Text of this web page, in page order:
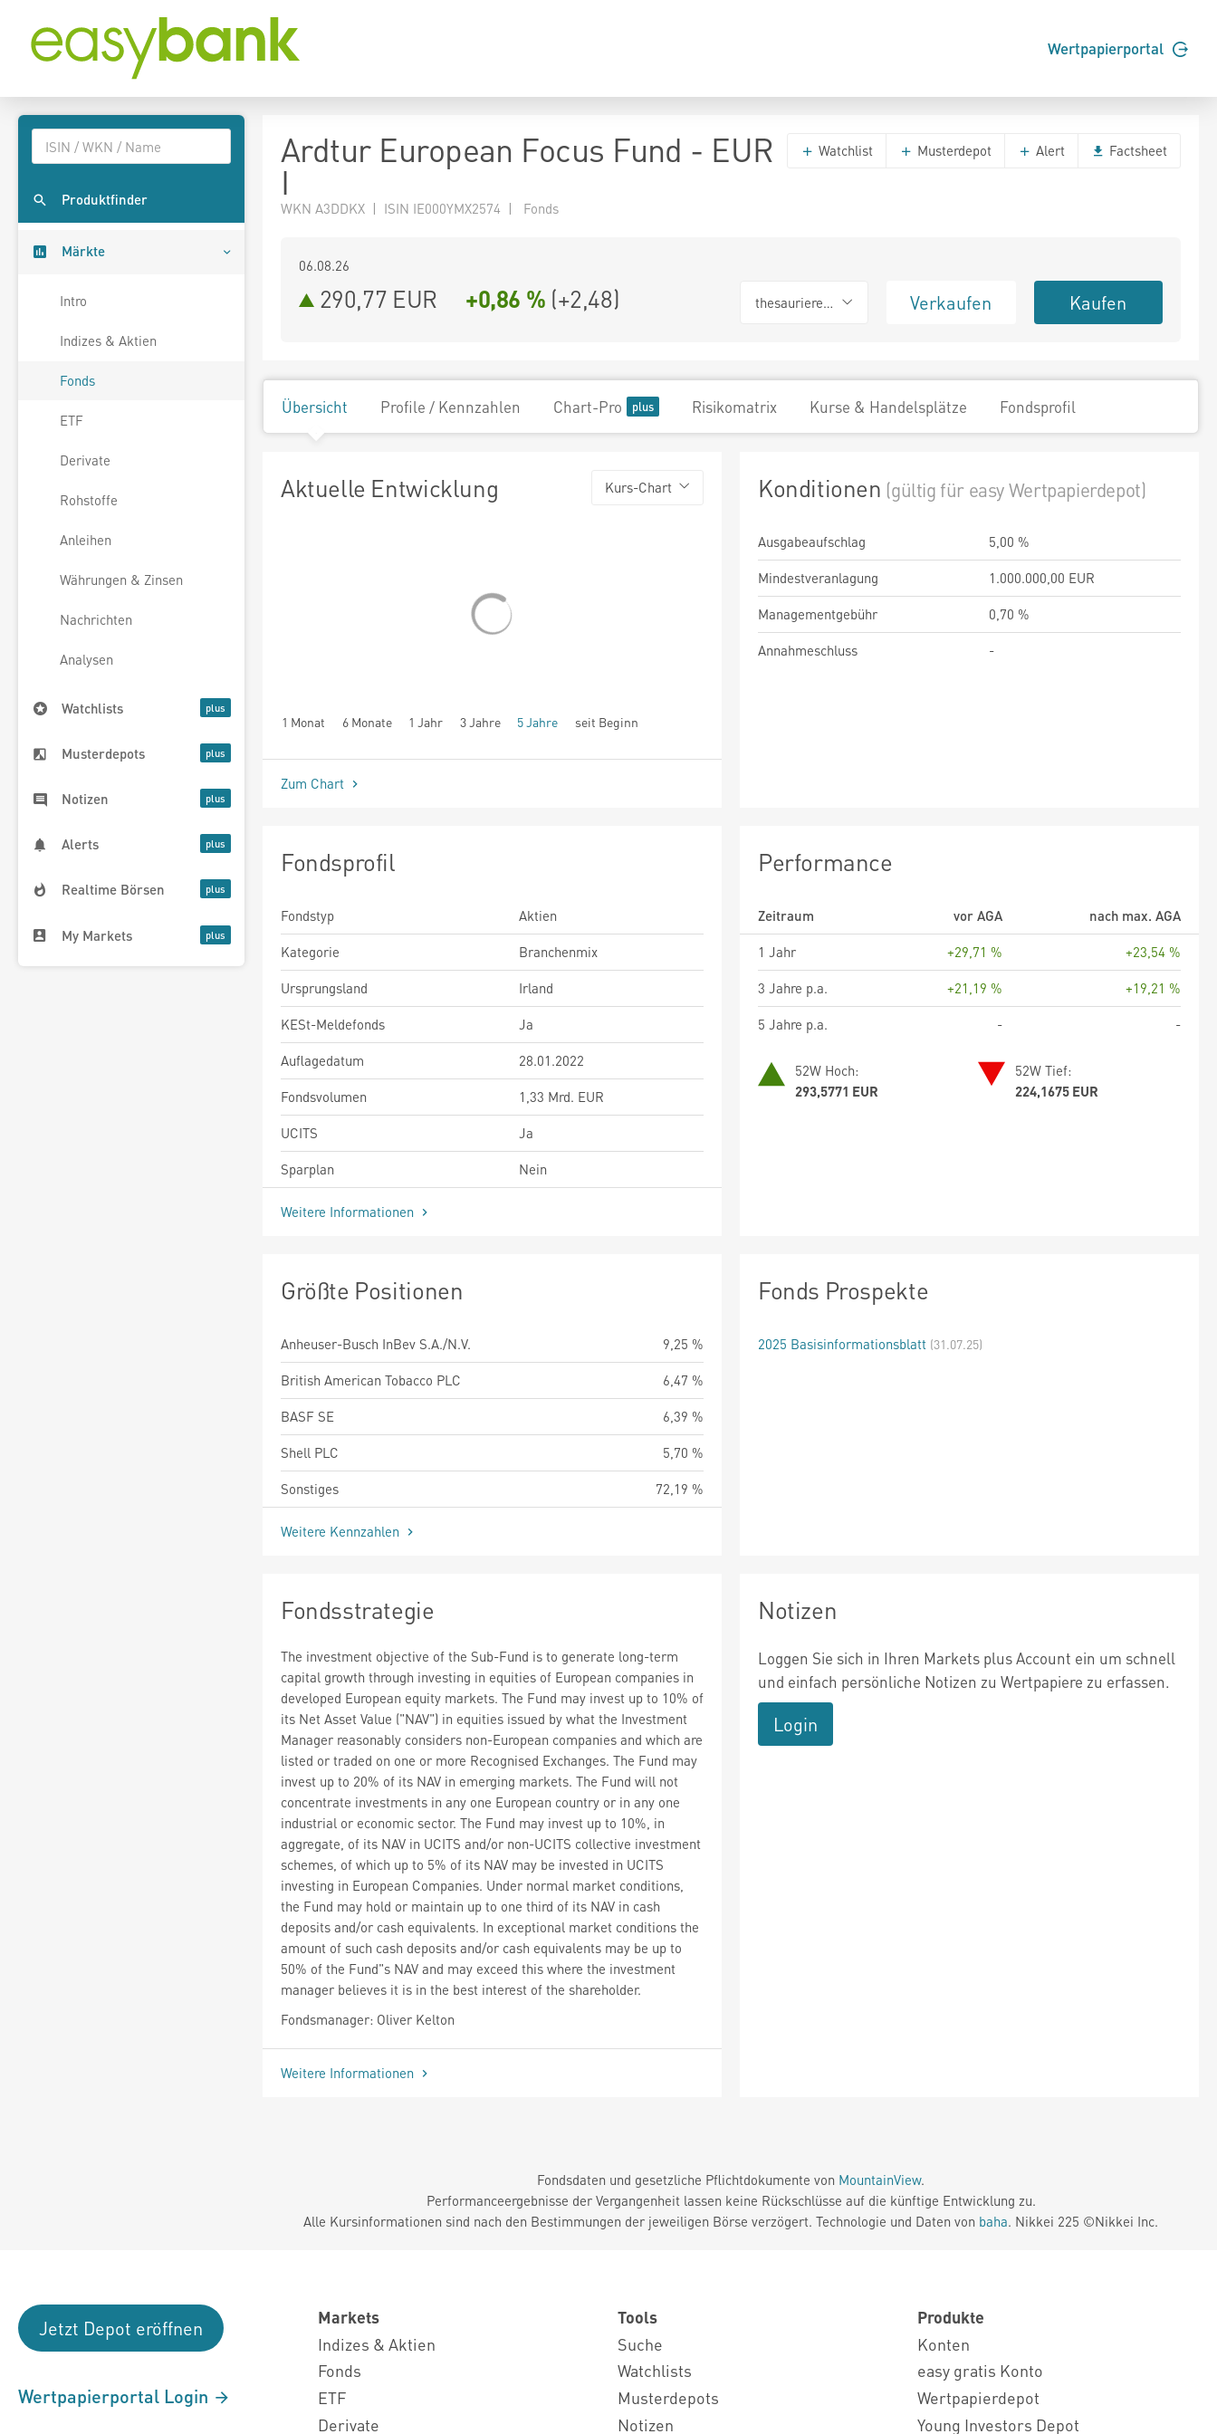
Wertpapierportal
Produktfinder
Märkte
Intro
Indizes & Aktien
Fonds
ETF
Derivate
Rohstoffe
Anleihen
Währungen & Zinsen
Nachrichten
Analysen
Watchlists
Musterdepots
Notizen
Alerts
Realtime Börsen
My Markets
Ardtur European Focus Fund - EUR
I
WKN A3DDKX | ISIN IE000YMX2574 | Fonds
Watchlist Musterdepot Alert Factsheet
06.08.26
290,77 EUR +0,86 % (+2,48) thesaurierend Verkaufen Kaufen
Übersicht Profile / Kennzahlen Chart-Pro Risikomatrix Kurse & Handelsplätze Fondsprofil
Aktuelle Entwicklung Kurs-Chart
1 Monat 6 Monate 1 Jahr 3 Jahre 5 Jahre seit Beginn
Zum Chart
Konditionen (gültig für easy Wertpapierdepot)
Ausgabeaufschlag
5,00 %
Mindestveranlagung
1.000.000,00 EUR
Managementgebühr
0,70 %
Annahmeschluss
-
Fondsprofil
Fondstyp
Aktien
Kategorie
Branchenmix
Ursprungsland
Irland
KESt-Meldefonds
Ja
Auflagedatum
28.01.2022
Fondsvolumen
1,33 Mrd. EUR
UCITS
Ja
Sparplan
Nein
Weitere Informationen
Performance
Zeitraum vor AGA
nach max. AGA
1 Jahr
+29,71 %
+23,54 %
3 Jahre p.a.
+21,19 %
+19,21 %
5 Jahre p.a.
- -
52W Hoch:
293,5771 EUR
52W Tief:
224,1675 EUR
Größte Positionen
Anheuser-Busch InBev S.A./N.V.
9,25 %
British American Tobacco PLC
6,47 %
BASF SE
6,39 %
Shell PLC
5,70 %
Sonstiges
72,19 %
Weitere Kennzahlen
Fonds Prospekte
2025 Basisinformationsblatt (31.07.25)
Fondsstrategie
The investment objective of the Sub-Fund is to generate long-term
capital growth through investing in equities of European companies in
developed European equity markets. The Fund may invest up to 10% of
its Net Asset Value ("NAV") in equities issued by what the Investment
Manager reasonably considers non-European companies and which are
listed or traded on one or more Recognised Exchanges. The Fund may
invest up to 20% of its NAV in emerging markets. The Fund will not
concentrate investments in any one European country or in any one
industrial or economic sector. The Fund may invest up to 10%, in
aggregate, of its NAV in UCITS and/or non-UCITS collective investment
schemes, of which up to 5% of its NAV may be invested in UCITS
investing in European Companies. Under normal market conditions,
the Fund may hold or maintain up to one third of its NAV in cash
deposits and/or cash equivalents. In exceptional market conditions the
amount of such cash deposits and/or cash equivalents may be up to
50% of the Fund"s NAV and may exceed this where the investment
manager believes it is in the best interest of the shareholder.
Fondsmanager: Oliver Kelton
Weitere Informationen
Notizen
Loggen Sie sich in Ihren Markets plus Account ein um schnell
und einfach persönliche Notizen zu Wertpapiere zu erfassen.
Login
Fondsdaten und gesetzliche Pflichtdokumente von MountainView.
Performanceergebnisse der Vergangenheit lassen keine Rückschlüsse auf die künftige Entwicklung zu.
Alle Kursinformationen sind nach den Bestimmungen der jeweiligen Börse verzögert. Technologie und Daten von baha. Nikkei 225 ©Nikkei Inc.
Jetzt Depot eröffnen
Wertpapierportal Login
Markets
Indizes & Aktien
Fonds
ETF
Derivate
Tools
Suche
Watchlists
Musterdepots
Notizen
Produkte
Konten
easy gratis Konto
Wertpapierdepot
Young Investors Depot